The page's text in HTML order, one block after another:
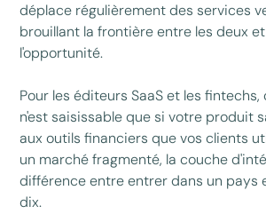
déplace régulièrement des services
brouillant la frontière entre les deux
l'opportunité.
Pour les éditeurs SaaS et les
n'est saisissable que si votre produit
aux outils financiers que vos clients
un marché fragmenté, la couche
différence entre entrer dans un pays
dix.